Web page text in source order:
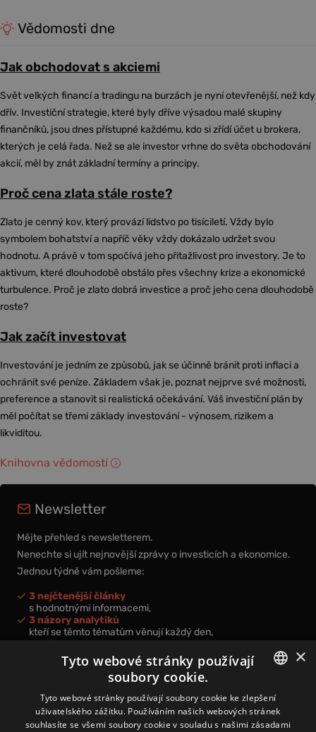
Vědomosti dne
Jak obchodovat s akciemi
Svět velkých financí a tradingu na burzách je nyní otevřenější, než kdy
dřív. Investiční strategie, které byly dříve výsadou malé skupiny
finančníků, jsou dnes přístupné každému, kdo si zřídí účet u brokera,
kterých je celá řada. Než se ale investor vrhne do světa obchodování
akcií, měl by znát základní termíny a principy.
Proč cena zlata stále roste?
Zlato je cenný kov, který provází lidstvo po tisíciletí. Vždy bylo
symbolem bohatství a napříč věky vždy dokázalo udržet svou
hodnotu. A právě v tom spočívá jeho přitažlivost pro investory. Je to
aktivum, které dlouhodobě obstálo přes všechny krize a ekonomické
turbulence. Proč je zlato dobrá investice a proč jeho cena dlouhodobě
roste?
Jak začít investovat
Investování je jedním ze způsobů, jak se účinně bránit proti inflaci a
ochránit své peníze. Základem však je, poznat nejprve své možnosti,
preference a stanovit si realistická očekávání. Váš investiční plán by
měl počítat se třemi základy investování - výnosem, rizikem a
likviditou.
Knihovna vědomostí
Newsletter
Mějte přehled s newsletterem.
Nenechte si ujít nejnovější zprávy o investicích a ekonomice.
Jednou týdně vám pošleme:
3 nejčtenější články
s hodnotnými informacemi,
3 názory analytiků
kteří se těmto tématům věnují každý den,
nová videa a podcasty
k prohloubení vašich znalostí.
Přihlášením k newsletteru vyjadřujete svůj souhlas spodmínkami
CZECH
×
Tyto webové stránky používají
soubory cookie.
Tyto webové stránky používají soubory cookie ke zlepšení
uživatelského zážitku. Používáním našich webových stránek
souhlasíte se všemi soubory cookie v souladu s našimi zásadami